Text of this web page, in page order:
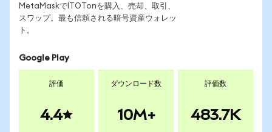
MetaMaskでITOTonを購入、売却、取引、
スワップ。最も信頼される暗号資産ウォレッ
ト。
Google Play
評価
4.4
ダウンロード数
10M+
評価数
483.7K